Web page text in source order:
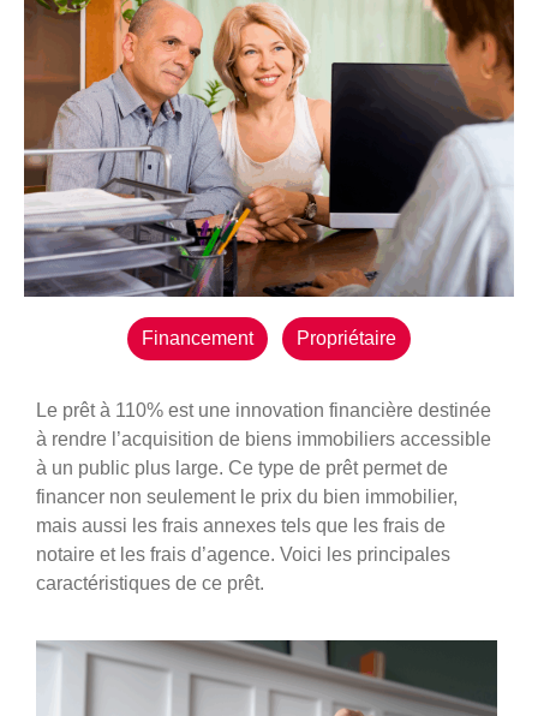
Financement Propriétaire
Le prêt à 110% est une innovation financière destinée
à rendre l’acquisition de biens immobiliers accessible
à un public plus large. Ce type de prêt permet de
financer non seulement le prix du bien immobilier,
mais aussi les frais annexes tels que les frais de
notaire et les frais d’agence. Voici les principales
caractéristiques de ce prêt.